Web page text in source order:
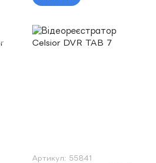
Артикул: 55841